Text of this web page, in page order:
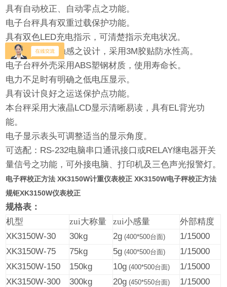
具有自动校正、自动零点之功能。
电子台秤具有双重过载保护功能。
具有双色LED充电指示，可清楚指示充电状况。
台秤按键采有触感之设计，采用3M胶贴防水性高。
电子台秤外壳采用ABS塑钢材质，使用寿命长。
电力不足时有明确之低电压显示。
具有设计良好之运送保护点功能。
本台秤采用大液晶LCD显示清晰易读，具有EL背光功
能。
电子显示表头可调整适当的显示角度。
可选配： RS-232电脑串口通讯接口或RELAY继电器开关
量信号之功能，可外接电脑、打印机及三色声光报警灯。
电子秤校正方法 XK3150W计重仪表校正 XK3150W电子秤校正方法
规钜XK3150W仪表校正
规格表：
机型
zui大称量 zui小感量
外部精度
XK3150W-30
30kg 2g (400*500台面)
1/15000
XK3150W-75
75kg 5g (400*500台面)
1/15000
XK3150W-150
150kg 10g (400*500台面)
1/15000
XK3150W-300
300kg 20g (450*550台面)
1/15000